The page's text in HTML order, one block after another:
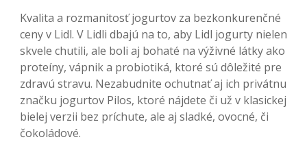
Kvalita a rozmanitosť jogurtov za bezkonkurenčné
ceny v Lidl. V Lidli dbajú na to, aby Lidl jogurty nielen
skvele chutili, ale boli aj bohaté na výživné látky ako
proteíny, vápnik a probiotiká, ktoré sú dôležité pre
zdravú stravu. Nezabudnite ochutnať aj ich privátnu
značku jogurtov Pilos, ktoré nájdete či už v klasickej
bielej verzii bez príchute, ale aj sladké, ovocné, či
čokoládové.